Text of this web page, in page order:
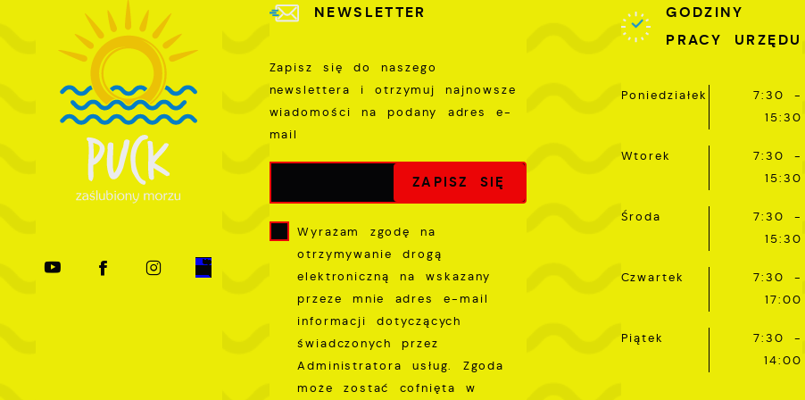
NEWSLETTER
Zapisz się do naszego
newslettera i otrzymuj najnowsze
wiadomości na podany adres e-
mail
Wyrażam zgodę na
otrzymywanie drogą
elektroniczną na wskazany
przeze mnie adres e-mail
informacji dotyczących
świadczonych przez
Administratora usług. Zgoda
może zostać cofnięta w
GODZINY
PRACY URZĘDU
Poniedziałek
7:30 -
15:30
Wtorek
7:30 -
15:30
Środa
7:30 -
15:30
Czwartek
7:30 -
17:00
Piątek
7:30 -
14:00
komunikatów na podstawie analizy Twoich upodobań oraz
Twoich zwyczajów dotyczących przeglądanej witryny
stronach podmiotów trzecich lub firm będących naszymi
partnerami oraz innych dostawców usług. Firmy te działają
w charakterze pośredników prezentujących nasze treści w
postaci wiadomości, ofert, komunikatów mediów